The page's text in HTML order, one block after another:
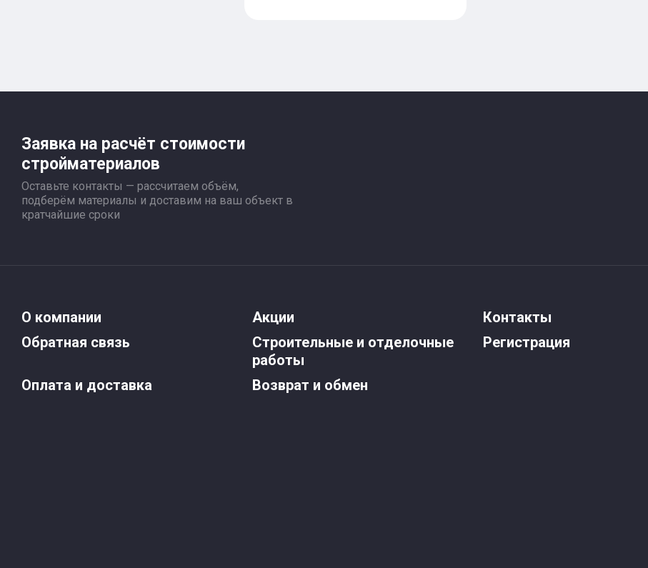
Заявка на расчёт стоимости
стройматериалов
Оставьте контакты — рассчитаем объём,
подберём материалы и доставим на ваш объект в
кратчайшие сроки
О компании Акции
Контакты
Обратная связь
Строительные и отделочные
работы
Регистрация
Оплата и доставка Возврат и обмен